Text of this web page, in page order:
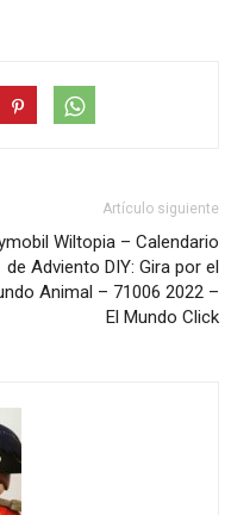
Artículo siguiente
Wiltopia – Calendario
de Adviento DIY: Gira por el
Animal – 71006 2022 –
El Mundo Click